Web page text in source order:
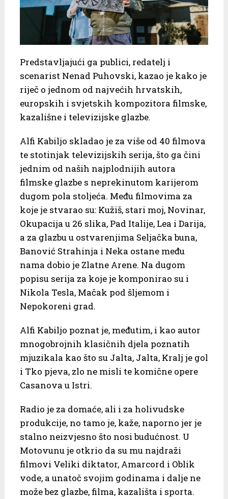
Predstavljajući ga publici, redatelj i
scenarist Nenad Puhovski, kazao je kako je
riječ o jednom od najvećih hrvatskih,
europskih i svjetskih kompozitora filmske,
kazališne i televizijske glazbe.
Alfi Kabiljo skladao je za više od 40 filmova
te stotinjak televizijskih serija, što ga čini
jednim od naših najplodnijih autora
filmske glazbe s neprekinutom karijerom
dugom pola stoljeća. Među filmovima za
koje je stvarao su: Kužiš, stari moj, Novinar,
Okupacija u 26 slika, Pad Italije, Lea i Darija,
a za glazbu u ostvarenjima Seljačka buna,
Banović Strahinja i Neka ostane među
nama dobio je Zlatne Arene. Na dugom
popisu serija za koje je komponirao su i
Nikola Tesla, Mačak pod šljemom i
Nepokoreni grad.
Alfi Kabiljo poznat je, međutim, i kao autor
mnogobrojnih klasičnih djela poznatih
mjuzikala kao što su Jalta, Jalta, Kralj je gol
i Tko pjeva, zlo ne misli te komične opere
Casanova u Istri.
Radio je za domaće, ali i za holivudske
produkcije, no tamo je, kaže, naporno jer je
stalno neizvjesno što nosi budućnost. U
Motovunu je otkrio da su mu najdraži
filmovi Veliki diktator, Amarcord i Oblik
vode, a unatoč svojim godinama i dalje ne
može bez glazbe, filma, kazališta i sporta.